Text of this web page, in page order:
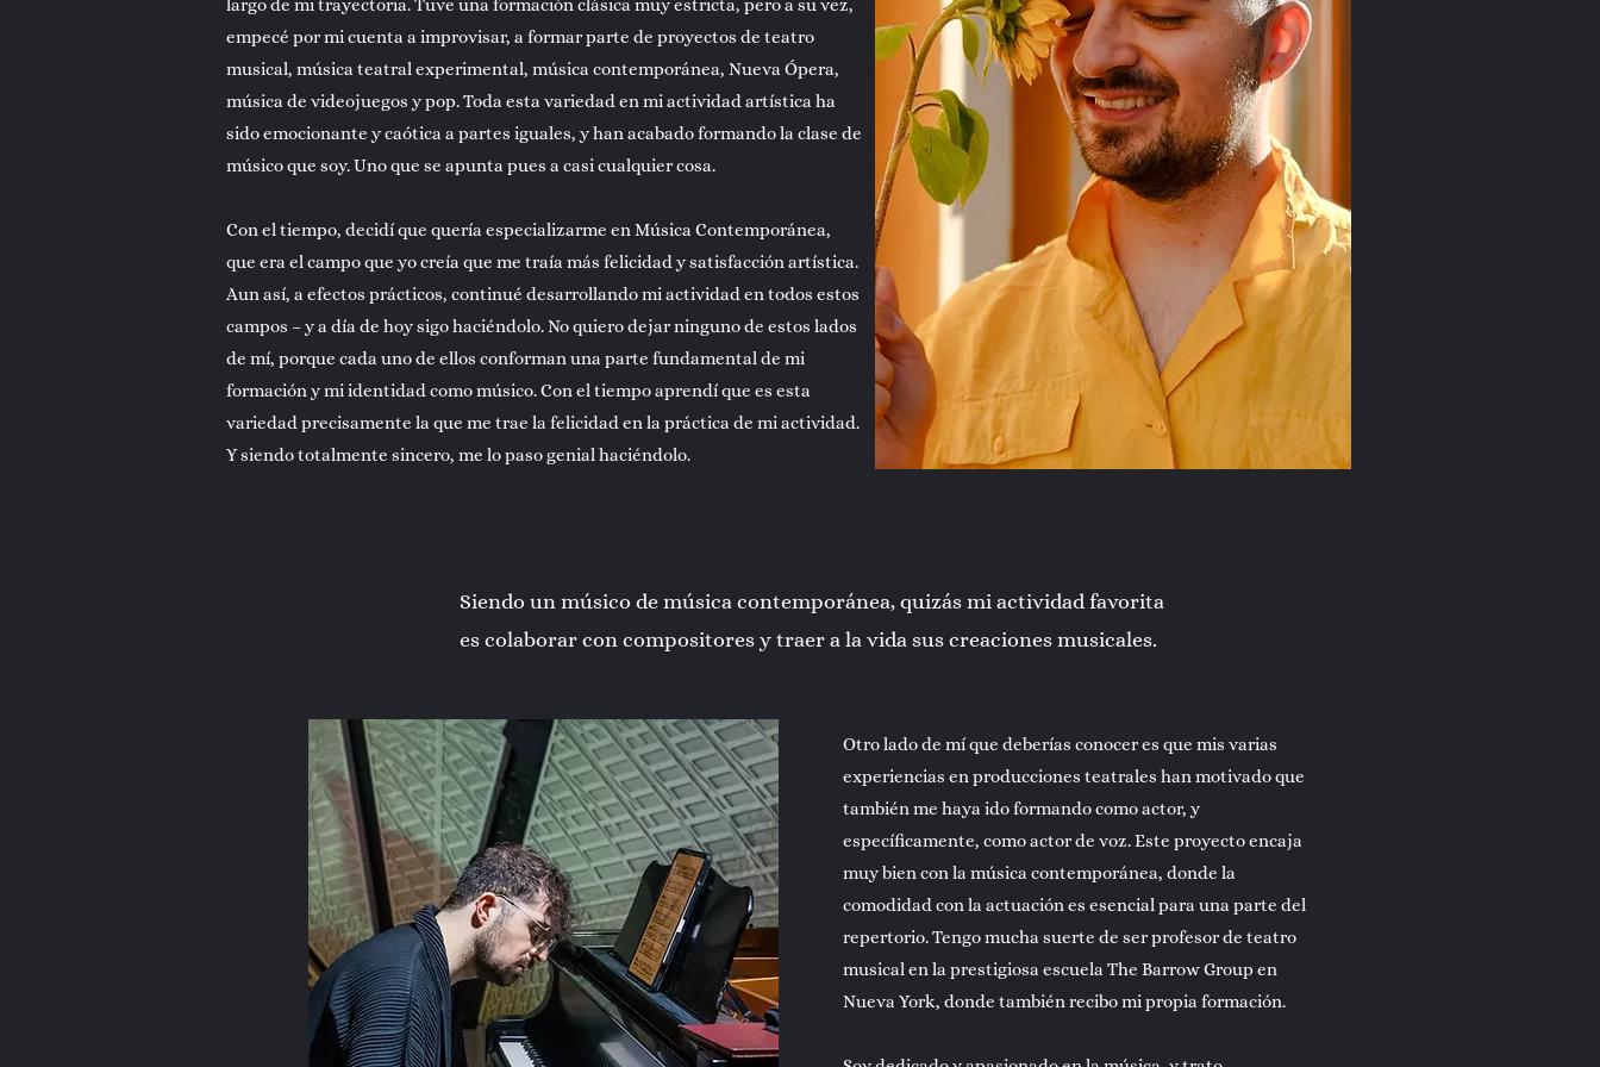
largo de mi trayectoria. Tuve una formación clásica muy estricta, pero a su vez,
empecé por mi cuenta a improvisar, a formar parte de proyectos de teatro
musical, música teatral experimental, música contemporánea, Nueva Ópera,
música de videojuegos y pop. Toda esta variedad en mi actividad artística ha
sido emocionante y caótica a partes iguales, y han acabado formando la clase de
músico que soy. Uno que se apunta pues a casi cualquier cosa.
Con el tiempo, decidí que quería especializarme en Música Contemporánea,
que era el campo que yo creía que me traía más felicidad y satisfacción artística.
Aun así, a efectos prácticos, continué desarrollando mi actividad en todos estos
campos – y a día de hoy sigo haciéndolo. No quiero dejar ninguno de estos lados
de mí, porque cada uno de ellos conforman una parte fundamental de mi
formación y mi identidad como músico. Con el tiempo aprendí que es esta
variedad precisamente la que me trae la felicidad en la práctica de mi actividad.
Y siendo totalmente sincero, me lo paso genial haciéndolo.
Siendo un músico de música contemporánea, quizás mi actividad favorita
es colaborar con compositores y traer a la vida sus creaciones musicales.
Otro lado de mí que deberías conocer es que mis varias
experiencias en producciones teatrales han motivado que
también me haya ido formando como actor, y
específicamente, como actor de voz. Este proyecto encaja
muy bien con la música contemporánea, donde la
comodidad con la actuación es esencial para una parte del
repertorio. Tengo mucha suerte de ser profesor de teatro
musical en la prestigiosa escuela The Barrow Group en
Nueva York, donde también recibo mi propia formación.